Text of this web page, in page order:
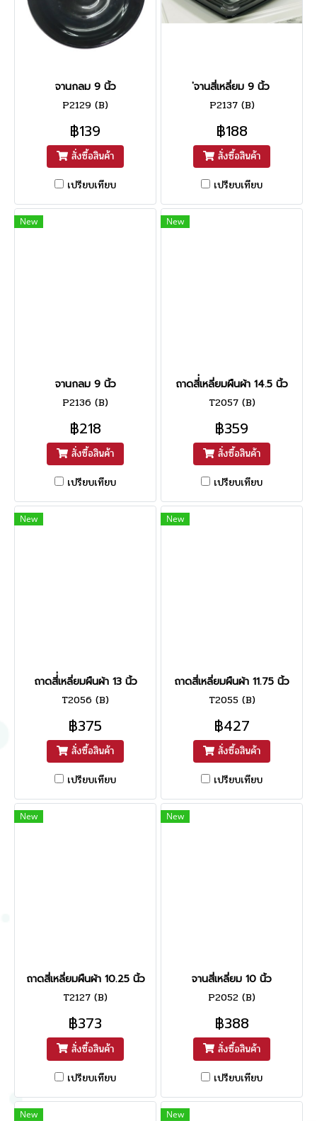
จานกลม 9 นิ้ว
P2129 (B)
฿139
สั่งซื้อสินค้า
เปรียบเทียบ
่จานสี่เหลี่ยม 9 นิ้ว
P2137 (B)
฿188
สั่งซื้อสินค้า
เปรียบเทียบ
New
จานกลม 9 นิ้ว
P2136 (B)
฿218
สั่งซื้อสินค้า
เปรียบเทียบ
New
ถาดสี่่เหลี่ยมผืนผ้า 14.5 นิ้ว
T2057 (B)
฿359
สั่งซื้อสินค้า
เปรียบเทียบ
New
ถาดสี่่เหลี่ยมผืนผ้า 13 นิ้ว
T2056 (B)
฿375
สั่งซื้อสินค้า
เปรียบเทียบ
New
ถาดสี่เหลี่ยมผืนผ้า 11.75 นิ้ว
T2055 (B)
฿427
สั่งซื้อสินค้า
เปรียบเทียบ
New
ถาดสี่เหลี่ยมผืนผ้า 10.25 นิ้ว
T2127 (B)
฿373
สั่งซื้อสินค้า
เปรียบเทียบ
New
จานสี่เหลี่ยม 10 นิ้ว
P2052 (B)
฿388
สั่งซื้อสินค้า
เปรียบเทียบ
New New